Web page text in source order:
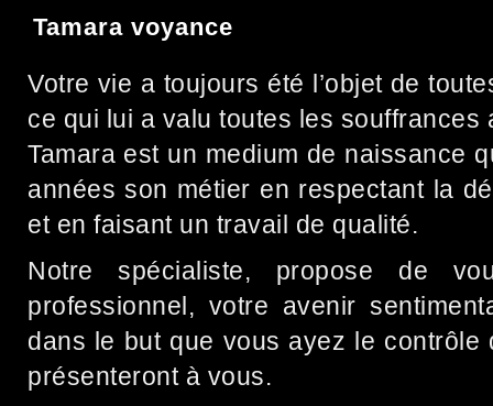
Tamara voyance
Votre vie a toujours été l’objet de
ce qui lui a valu toutes les souffrances
Tamara est un medium de naissance
années son métier en respectant la
et en faisant un travail de qualité.
Notre spécialiste, propose de
professionnel, votre avenir
dans le but que vous ayez le contrôle
présenteront à vous.